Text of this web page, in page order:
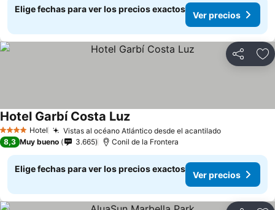
Elige fechas para ver los precios exactos
Ver precios
Compartir
4 EstrellasHotel Vistas al océano Atlántico desde el acantiladoVer precios
Hotel Garbí Costa LuzVer precios
8,3 Muy bueno 3.665 Conil de la Frontera
Elige fechas para ver los precios exactos
Ver precios